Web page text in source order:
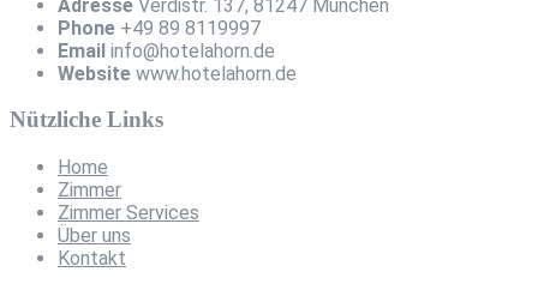
Adresse Verdistr. 137, 81247 München
Phone +49 89 8119997
Email info@hotelahorn.de
Website www.hotelahorn.de
Nützliche Links
Home
Zimmer
Zimmer Services
Über uns
Kontakt